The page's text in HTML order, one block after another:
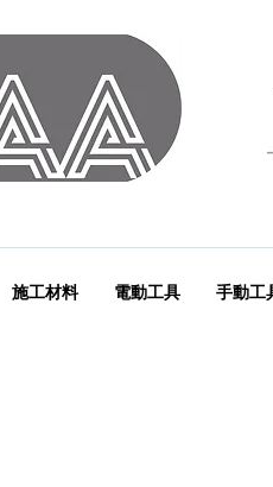
施工材料 電動工具 手動工